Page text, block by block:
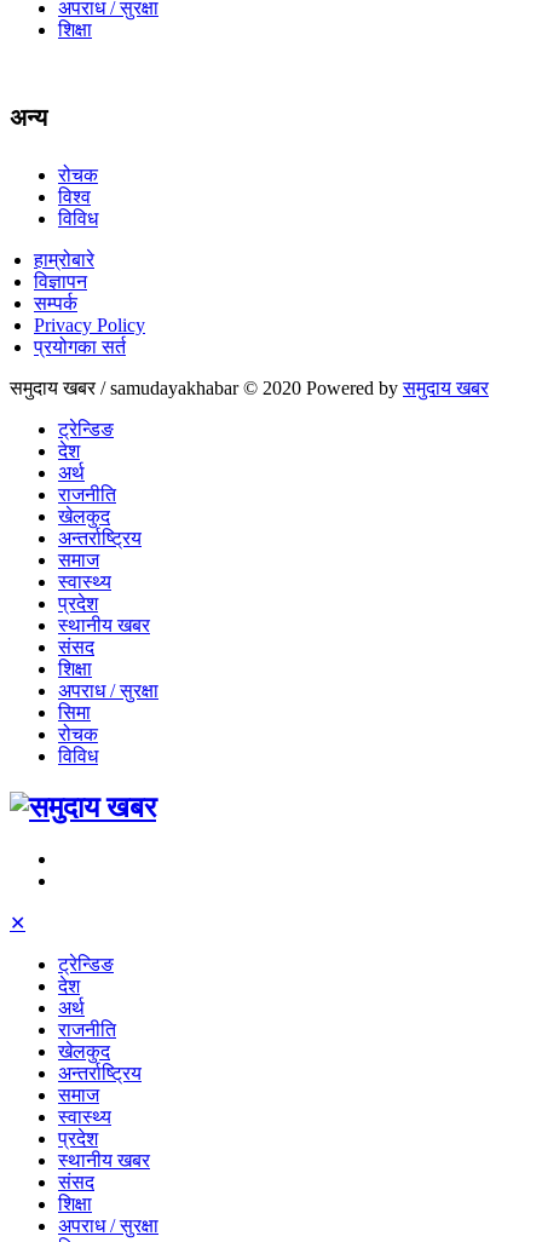
अपराध / सुरक्षा
शिक्षा
अन्य
रोचक
विश्व
विविध
हाम्रोबारे
विज्ञापन
सम्पर्क
Privacy Policy
प्रयोगका सर्त
समुदाय खबर / samudayakhabar © 2020 Powered byसमुदाय खबर
ट्रेन्डिङ
देश
अर्थ
राजनीति
खेलकुद
अन्तर्राष्ट्रिय
समाज
स्वास्थ्य
प्रदेश
स्थानीय खबर
संसद
शिक्षा
अपराध / सुरक्षा
सिमा
रोचक
विविध
✕
ट्रेन्डिङ
देश
अर्थ
राजनीति
खेलकुद
अन्तर्राष्ट्रिय
समाज
स्वास्थ्य
प्रदेश
स्थानीय खबर
संसद
शिक्षा
अपराध / सुरक्षा